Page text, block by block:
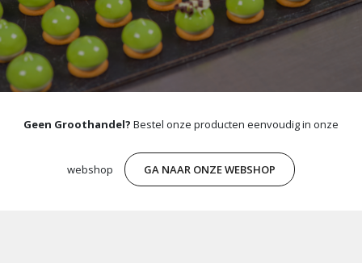
Geen Groothandel? Bestel onze producten eenvoudig in onze
webshop GA NAAR ONZE WEBSHOP